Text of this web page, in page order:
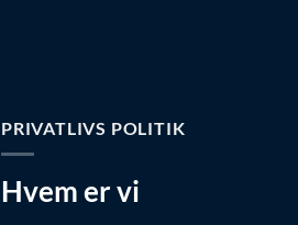
PRIVATLIVS POLITIK
Hvem er vi